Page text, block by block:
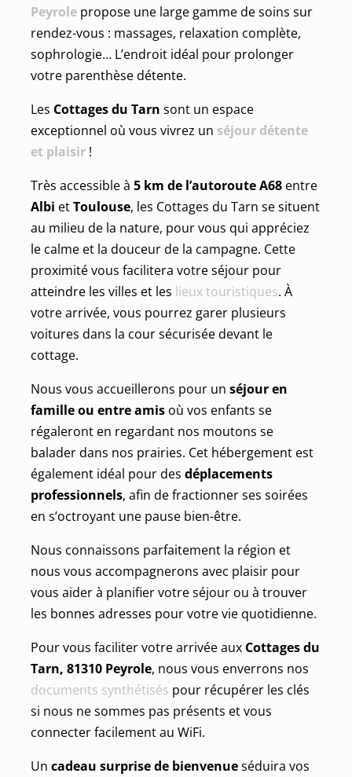
Peyrolepropose une large gamme de soins sur
rendez-vous : massages, relaxation complète,
sophrologie… L’endroit idéal pour prolonger
votre parenthèse détente.
Les Cottages du Tarn sont un espace
exceptionnel où vous vivrez un séjour détente
et plaisir!
Très accessible à 5 km de l’autoroute A68entre
Albi etToulouse, les Cottages du Tarn se situent
au milieu de la nature, pour vous qui appréciez
le calme et la douceur de la campagne. Cette
proximité vous facilitera votre séjour pour
atteindre les villes et les lieux touristiques. À
votre arrivée, vous pourrez garer plusieurs
voitures dans la cour sécurisée devant le
cottage.
Nous vous accueillerons pour un séjour en
famille ou entre amisoù vos enfants se
régaleront en regardant nos moutons se
balader dans nos prairies. Cet hébergement est
également idéal pour des déplacements
professionnels, afin de fractionner ses soirées
en s’octroyant une pause bien-être.
Nous connaissons parfaitement la région et
nous vous accompagnerons avec plaisir pour
vous aider à planifier votre séjour ou à trouver
les bonnes adresses pour votre vie quotidienne.
Pour vous faciliter votre arrivée aux Cottages du
Tarn, 81310 Peyrole, nous vous enverrons nos
documents synthétisés pour récupérer les clés
si nous ne sommes pas présents et vous
connecter facilement au WiFi.
Un cadeau surprise de bienvenueséduira vos